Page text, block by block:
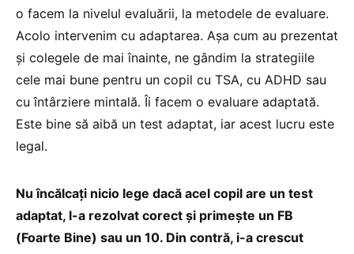
o facem la nivelul evaluării, la metodele de evaluare.
Acolo intervenim cu adaptarea. Așa cum au prezentat
și colegele de mai înainte, ne gândim la strategiile
cele mai bune pentru un copil cu TSA, cu ADHD sau
cu întârziere mintală. Îi facem o evaluare adaptată.
Este bine să aibă un test adaptat, iar acest lucru este
legal.
Nu încălcați nicio lege dacă acel copil are un test
adaptat, l-a rezolvat corect și primește un FB
(Foarte Bine) sau un 10. Din contră, i-a crescut